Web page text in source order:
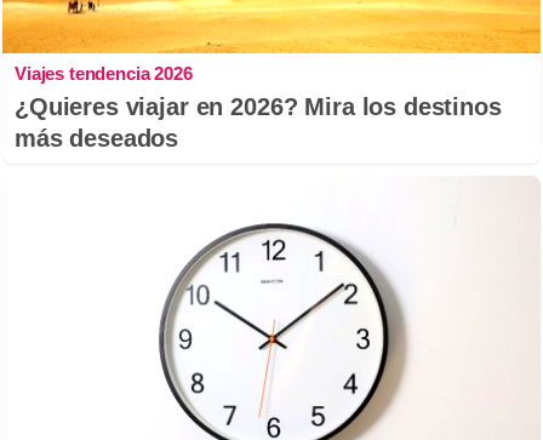
Viajes tendencia 2026
¿Quieres viajar en 2026? Mira los destinos
más deseados